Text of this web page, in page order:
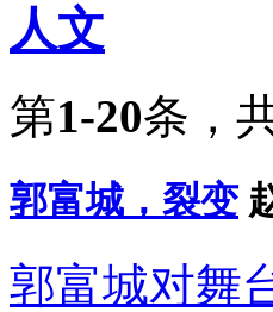
人文
第1-20条，
郭富城，裂变
郭富城对舞